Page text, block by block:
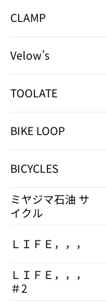
CLAMP
Velow’s
TOOLATE
BIKE LOOP
BICYCLES
ミヤジマ石油 サ
イクル
ＬＩＦＥ，，，
ＬＩＦＥ，，，
＃2